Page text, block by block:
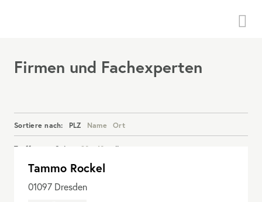
Firmen und Fachexperten
Sortiere nach: PLZ Name Ort
Treffer pro Seite: 20 40 alle
Details anzeigen
Tammo Rockel
01097 Dresden